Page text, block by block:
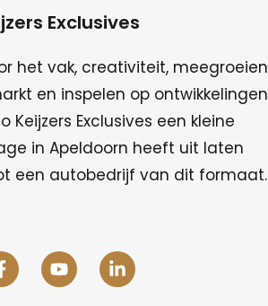
Exclusives
het vak, creativiteit, meegroeien
en inspelen op ontwikkelingen
Keijzers Exclusives een kleine
in Apeldoorn heeft uit laten
een autobedrijf van dit formaat.